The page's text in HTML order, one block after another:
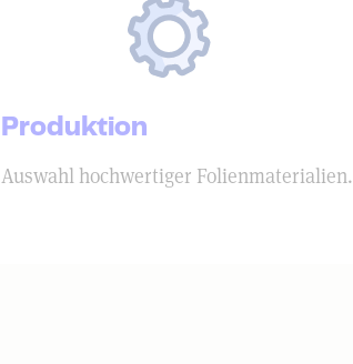
Produktion
Auswahl hochwertiger Folienmaterialien.